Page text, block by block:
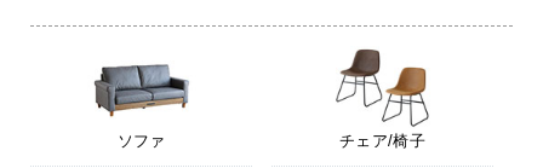
ソファ チェア/椅子